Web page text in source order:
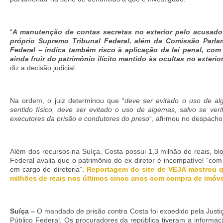
“A manutenção de contas secretas no exterior pelo
próprio Supremo Tribunal Federal, além da Comissão
Federal – indica também risco à aplicação da lei penal,
ainda fruir do patrimônio ilícito mantido às ocultas no
diz a decisão judicial.
Na ordem, o juiz determinou que “deve ser evitado o uso de
sentido físico, deve ser evitado o uso de algemas, salvo se
executores da prisão e condutores do preso“, afirmou no
Além dos recursos na Suíça, Costa possui 1,3 milhão de reais,
Federal avalia que o patrimônio do ex-diretor é incompatível
em cargo de diretoria”.
Reportagem do site de VEJA mostrou
milhões de reais nos últimos cinco anos com compra de
Suíça – O mandado de prisão contra Costa foi expedido pela
Público Federal. Os procuradores da república tiveram a